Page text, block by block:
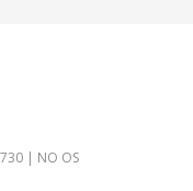
| NO OS